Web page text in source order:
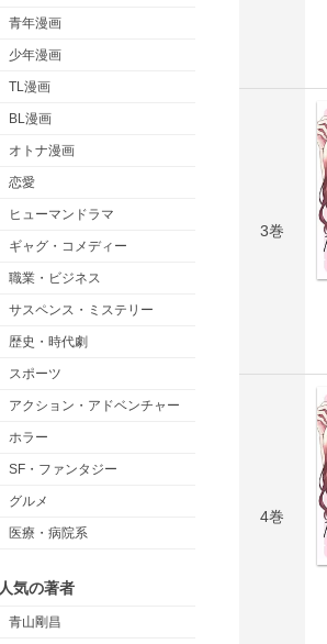
青年漫画
少年漫画
TL漫画
BL漫画
オトナ漫画
恋愛
ヒューマンドラマ
ギャグ・コメディー
職業・ビジネス
サスペンス・ミステリー
歴史・時代劇
スポーツ
アクション・アドベンチャー
ホラー
SF・ファンタジー
グルメ
医療・病院系
人気の著者
青山剛昌
3巻
4巻